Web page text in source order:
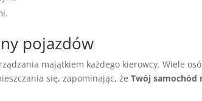
pojazdów
majątkiem każdego kierowcy. Wiele
się, zapominając, żeTwój samochód